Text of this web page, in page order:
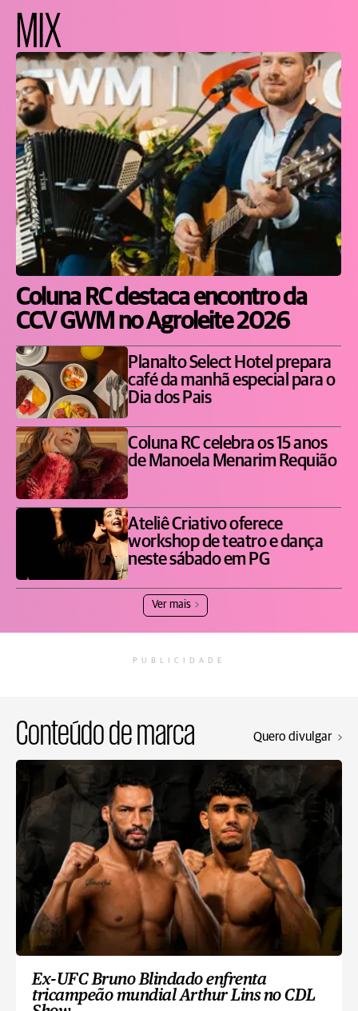
MIX
Coluna RC destaca encontro da
CCV GWM no Agroleite 2026
Planalto Select Hotel prepara
café da manhã especial para o
Dia dos Pais
Coluna RC celebra os 15 anos
de Manoela Menarim Requião
Ateliê Criativo oferece
workshop de teatro e dança
neste sábado em PG
Ver mais
PUBLICIDADE
Conteúdo de marca Quero divulgar
Ex-UFC Bruno Blindado enfrenta
tricampeão mundial Arthur Lins no CDL